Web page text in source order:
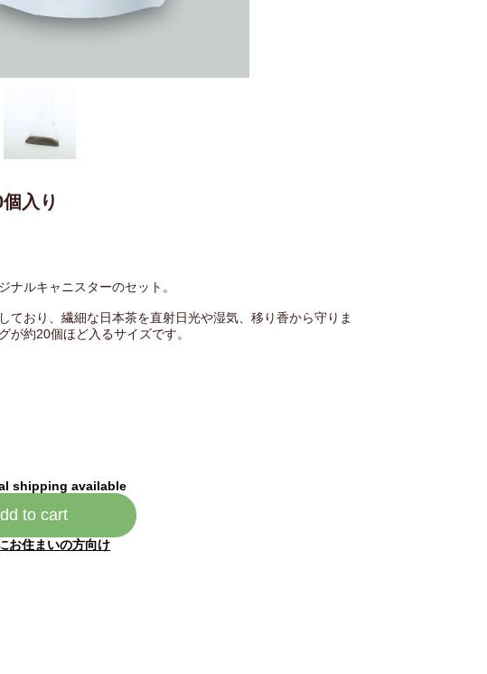
入り
ナルキャニスターのセット。
ており、繊細な日本茶を直射日光や湿気、移り香から守りま
約20個ほど入るサイズです。
shipping available
to cart
お住まいの方向け